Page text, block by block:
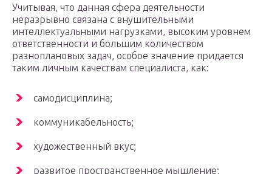
Учитывая, что данная сфера деятельности
неразрывно связана с внушительными
интеллектуальными нагрузками, высоким уровнем
ответственности и большим количеством
разноплановых задач, особое значение придается
таким личным качествам специалиста, как:
самодисциплина;
коммуникабельность;
художественный вкус;
развитое пространственное мышление;